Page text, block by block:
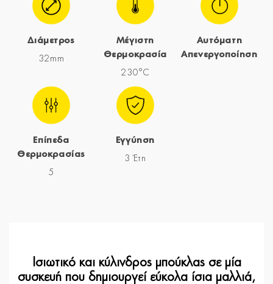
Διάμετρος
32mm
Μέγιστη
Θερμοκρασία
230°C
Αυτόματη
Απενεργοποίηση
Επίπεδα
Θερμοκρασίας
5
Εγγύηση
3 Έτη
Ισιωτικό και κύλινδρος μπούκλας σε μία
συσκευή που δημιουργεί εύκολα ίσια μαλλιά,